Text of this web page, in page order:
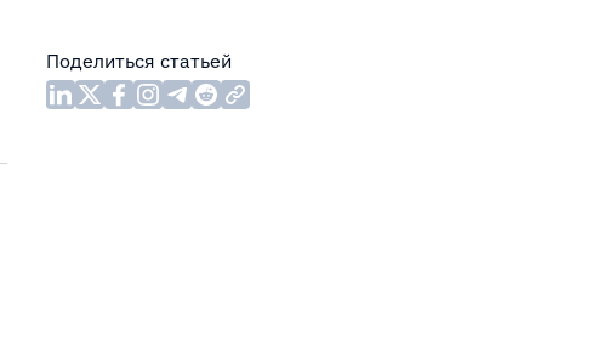
Поделиться статьей